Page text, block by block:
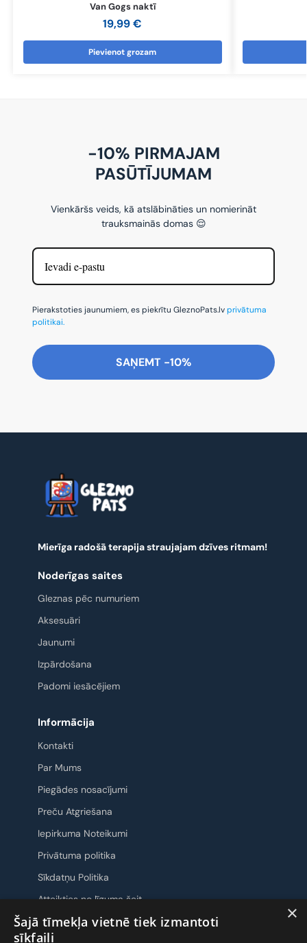
Van Gogs naktī
19,99€
Pievienot grozam
-10% PIRMAJAM
PASŪTĪJUMAM
Vienkāršs veids, kā atslābināties un nomierināt
trauksmainās domas 😌
Pierakstoties jaunumiem, es piekrītu GleznoPats.lvprivātuma
politikai.
SAŅEMT -10%
Mierīga radošā terapija straujajam dzīves ritmam!
Noderīgas saites
Gleznas pēc numuriem
Aksesuāri
Jaunumi
Izpārdošana
Padomi iesācējiem
Informācija
Kontakti
Par Mums
Piegādes nosacījumi
Preču Atgriešana
Iepirkuma Noteikumi
Privātuma politika
Sīkdatņu Politika
Atteikties no līguma šeit
Sazināsimies
×
Šajā tīmekļa vietnē tiek izmantoti
sīkfaili